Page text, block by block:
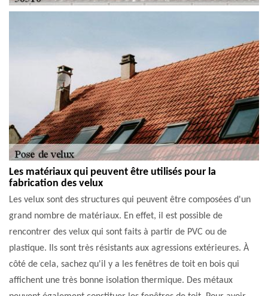
Les matériaux qui peuvent être utilisés pour la
fabrication des velux
Les velux sont des structures qui peuvent être composées d'un
grand nombre de matériaux. En effet, il est possible de
rencontrer des velux qui sont faits à partir de PVC ou de
plastique. Ils sont très résistants aux agressions extérieures. À
côté de cela, sachez qu'il y a les fenêtres de toit en bois qui
affichent une très bonne isolation thermique. Des métaux